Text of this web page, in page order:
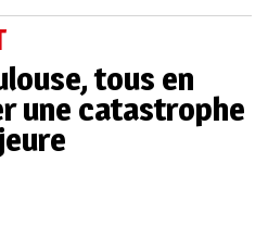
tous en
une catastrophe